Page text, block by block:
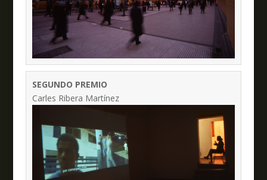
SEGUNDO PREMIO
Carles Ribera Martínez